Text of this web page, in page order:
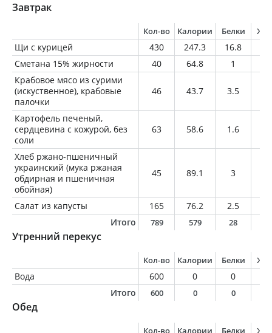
Завтрак
Кол-во Калории Белки
Щи с курицей 430 247.3 16.8
Сметана 15% жирности
40 64.8 1
Крабовое мясо из сурими
(искуственное), крабовые
палочки
46 43.7 3.5
Картофель печеный,
сердцевина с кожурой, без
соли
63 58.6 1.6
Хлеб ржано-пшеничный
украинский (мука ржаная
обдирная и пшеничная
обойная)
45 89.1 3
Салат из капусты 165 76.2 2.5
Итого
789 579 28
Утренний перекус
Кол-во Калории Белки
Вода 600 0 0
Итого
600 0 0
Обед
Кол-во Калории Белки